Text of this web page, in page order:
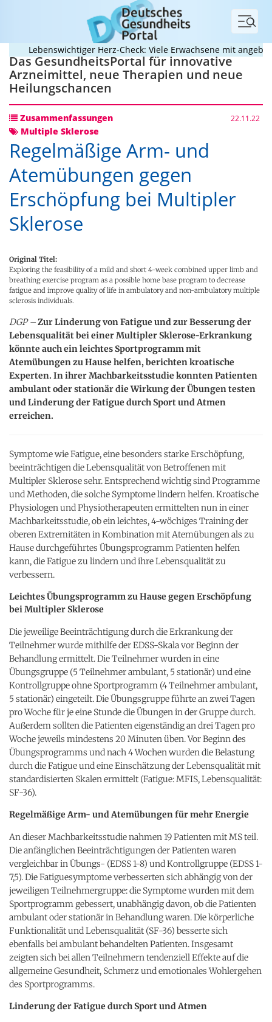
Menü
Lebenswichtiger Herz-Check: Viele Erwachsene mit
Das GesundheitsPortal für innovative
Arzneimittel, neue Therapien und neue
Heilungschancen
Zusammenfassungen 22.11.22
Multiple Sklerose
Regelmäßige Arm- und
Atemübungen gegen
Erschöpfung bei Multipler
Sklerose
Original Titel:
Exploring the feasibility of a mild and short 4-week combined upper limb and
breathing exercise program as a possible home base program to decrease
fatigue and improve quality of life in ambulatory and non-ambulatory multiple
sclerosis individuals.
DGP –Zur Linderung von Fatigue und zur Besserung der
Lebensqualität bei einer Multipler Sklerose-Erkrankung
könnte auch ein leichtes Sportprogramm mit
Atemübungen zu Hause helfen, berichten kroatische
Experten. In ihrer Machbarkeitsstudie konnten Patienten
ambulant oder stationär die Wirkung der Übungen testen
und Linderung der Fatigue durch Sport und Atmen
erreichen.
Symptome wie Fatigue, eine besonders starke Erschöpfung,
beeinträchtigen die Lebensqualität von Betroffenen mit
Multipler Sklerose sehr. Entsprechend wichtig sind Programme
und Methoden, die solche Symptome lindern helfen. Kroatische
Physiologen und Physiotherapeuten ermittelten nun in einer
Machbarkeitsstudie, ob ein leichtes, 4-wöchiges Training der
oberen Extremitäten in Kombination mit Atemübungen als zu
Hause durchgeführtes Übungsprogramm Patienten helfen
kann, die Fatigue zu lindern und ihre Lebensqualität zu
verbessern.
Leichtes Übungsprogramm zu Hause gegen Erschöpfung
bei Multipler Sklerose
Die jeweilige Beeinträchtigung durch die Erkrankung der
Teilnehmer wurde mithilfe der EDSS-Skala vor Beginn der
Behandlung ermittelt. Die Teilnehmer wurden in eine
Übungsgruppe (5 Teilnehmer ambulant, 5 stationär) und eine
Kontrollgruppe ohne Sportprogramm (4 Teilnehmer ambulant,
5 stationär) eingeteilt. Die Übungsgruppe führte an zwei Tagen
pro Woche für je eine Stunde die Übungen in der Gruppe durch.
Außerdem sollten die Patienten eigenständig an drei Tagen pro
Woche jeweils mindestens 20 Minuten üben. Vor Beginn des
Übungsprogramms und nach 4 Wochen wurden die Belastung
durch die Fatigue und eine Einschätzung der Lebensqualität mit
standardisierten Skalen ermittelt (Fatigue: MFIS, Lebensqualität:
SF-36).
Regelmäßige Arm- und Atemübungen für mehr Energie
An dieser Machbarkeitsstudie nahmen 19 Patienten mit MS teil.
Die anfänglichen Beeinträchtigungen der Patienten waren
vergleichbar in Übungs- (EDSS 1-8) und Kontrollgruppe (EDSS 1-
7,5). Die Fatiguesymptome verbesserten sich abhängig von der
jeweiligen Teilnehmergruppe: die Symptome wurden mit dem
Sportprogramm gebessert, unabhängig davon, ob die Patienten
ambulant oder stationär in Behandlung waren. Die körperliche
Funktionalität und Lebensqualität (SF-36) besserte sich
ebenfalls bei ambulant behandelten Patienten. Insgesamt
zeigten sich bei allen Teilnehmern tendenziell Effekte auf die
allgemeine Gesundheit, Schmerz und emotionales Wohlergehen
des Sportprogramms.
Linderung der Fatigue durch Sport und Atmen